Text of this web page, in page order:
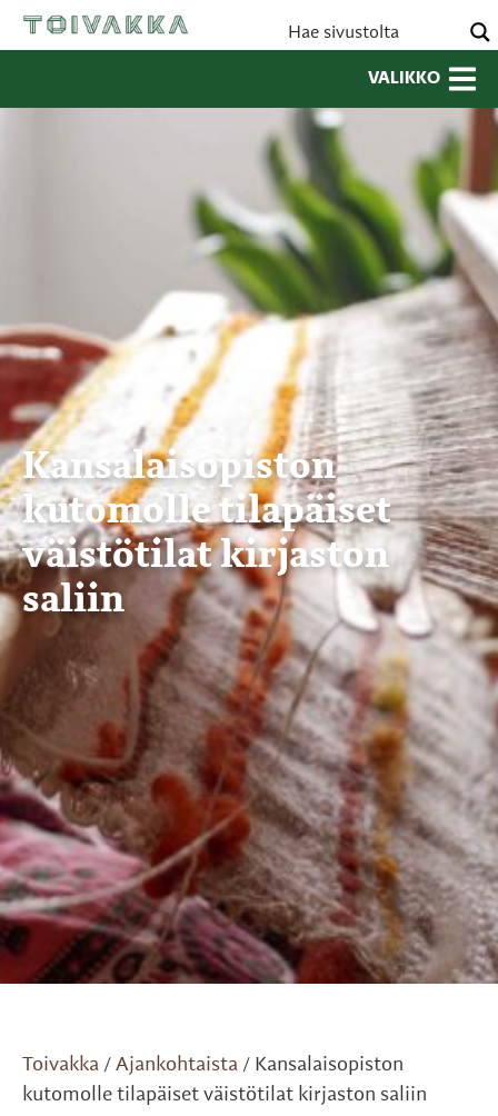
VALIKKO
Kansalaisopiston
kutomolle tilapäiset
väistötilat kirjaston
saliin
Toivakka / Ajankohtaista / Kansalaisopiston
kutomolle tilapäiset väistötilat kirjaston saliin